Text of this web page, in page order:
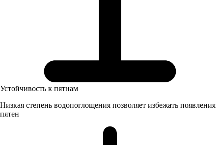
Устойчивость к пятнам
Низкая степень водопоглощения позволяет избежать появления
пятен